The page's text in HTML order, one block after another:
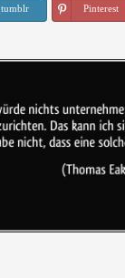
tumblr Pinterest